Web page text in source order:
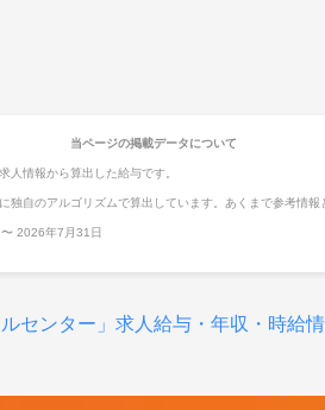
当ページの掲載データについて
人情報から算出した給与です。
独自のアルゴリズムで算出しています。あくまで参考情報
〜 2026年7月31日
ルセンター」求人 給与・年収・時給